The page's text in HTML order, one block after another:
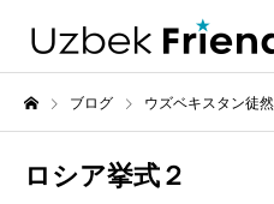
ブログ ウズベキスタン徒然
ロシア挙式２